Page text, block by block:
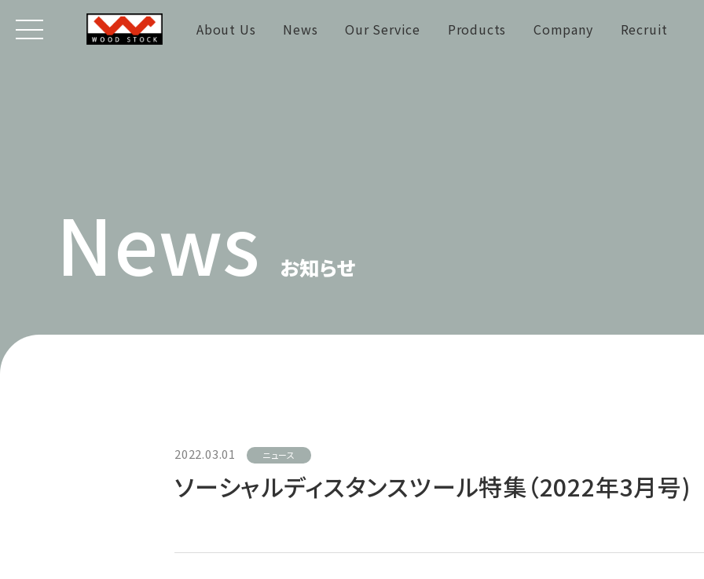
About Us News Our Service Products Company Recruit
News お知らせ
2022.03.01 ニュース
ソーシャルディスタンスツール特集（2022年3月号)